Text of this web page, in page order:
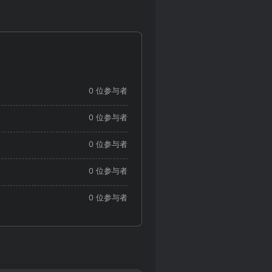
0 位参与者
0 位参与者
0 位参与者
0 位参与者
0 位参与者